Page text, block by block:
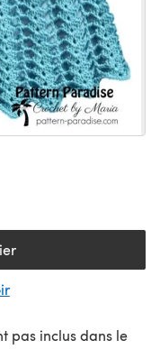
pas inclus dans le